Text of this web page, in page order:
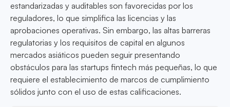
estandarizadas y auditables son favorecidas por los
reguladores, lo que simplifica las licencias y las
aprobaciones operativas. Sin embargo, las altas barreras
regulatorias y los requisitos de capital en algunos
mercados asiáticos pueden seguir presentando
obstáculos para las startups fintech más pequeñas, lo que
requiere el establecimiento de marcos de cumplimiento
sólidos junto con el uso de estas calificaciones.